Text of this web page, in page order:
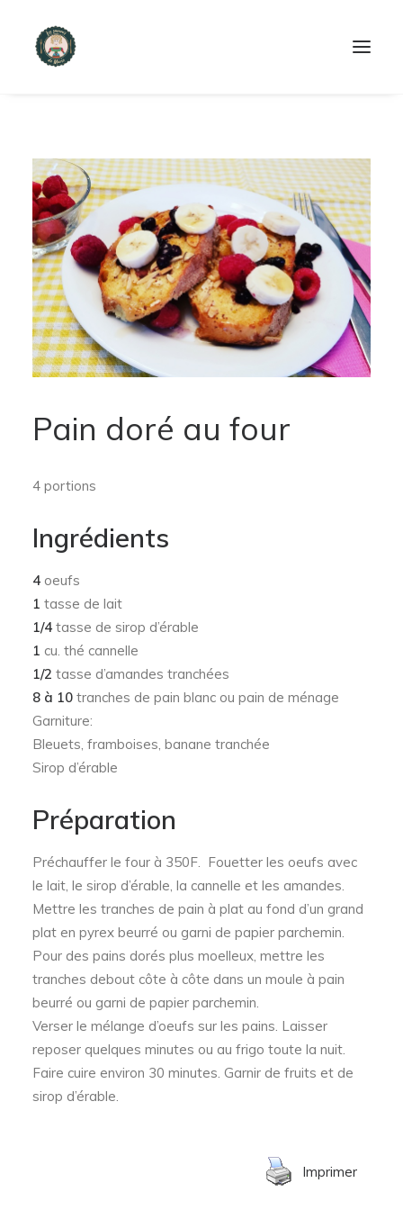
PRODUITS ET SERVICES
NOUS CONTACTER
RECETTES
FAQ
SEARCH
Pain doré au four
4 portions
Ingrédients
4 oeufs
1 tasse de lait
1/4 tasse de sirop d’érable
1 cu. thé cannelle
1/2 tasse d’amandes tranchées
8 à 10 tranches de pain blanc ou pain de ménage
Garniture:
Bleuets, framboises, banane tranchée
Sirop d’érable
Préparation
Préchauffer le four à 350F. Fouetter les oeufs avec
le lait, le sirop d’érable, la cannelle et les amandes.
Mettre les tranches de pain à plat au fond d’un grand
plat en pyrex beurré ou garni de papier parchemin.
Pour des pains dorés plus moelleux, mettre les
tranches debout côte à côte dans un moule à pain
beurré ou garni de papier parchemin.
Verser le mélange d’oeufs sur les pains. Laisser
reposer quelques minutes ou au frigo toute la nuit.
Faire cuire environ 30 minutes. Garnir de fruits et de
sirop d’érable.
Imprimer